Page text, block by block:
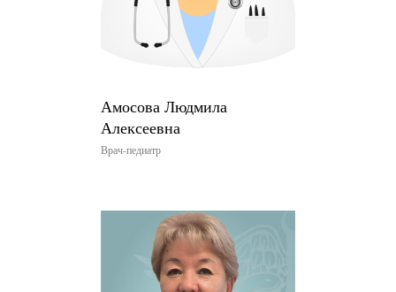
Амосова Людмила
Алексеевна
Врач-педиатр